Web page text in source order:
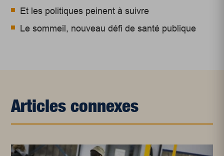
Et les politiques peinent à suivre
Le sommeil, nouveau défi de santé publique
Articles connexes